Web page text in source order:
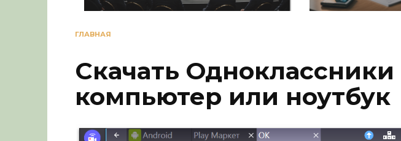
ГЛАВНАЯ
Скачать Одноклассники
компьютер или ноутбук